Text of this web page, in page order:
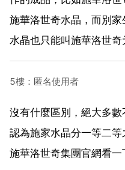
施華洛世奇水晶，而別
水晶也只能叫施華洛世奇
5樓：匿名使用者
沒有什麼區別，絕大多
認為施家水晶分一等二
施華洛世奇集團官網看一